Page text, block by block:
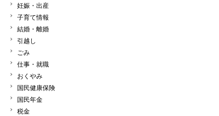
妊娠・出産
子育て情報
結婚・離婚
引越し
ごみ
仕事・就職
おくやみ
国民健康保険
国民年金
税金